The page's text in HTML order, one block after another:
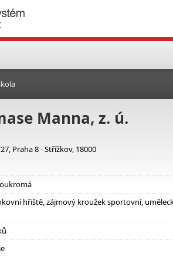
Manna, z. ú.
Praha 8 - Střížkov, 18000
hřiště, zájmový kroužek sportovní,